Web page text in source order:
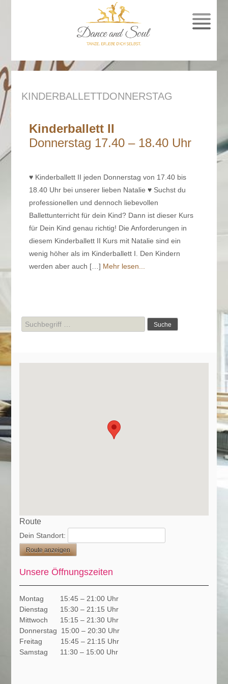
SPRUNG
INHALT
KINDERBALLETTDONNERSTAG
Kinderballett II
Donnerstag 17.40 – 18.40 Uhr
♥︎ Kinderballett II jeden Donnerstag von 17.40 bis
18.40 Uhr bei unserer lieben Natalie ♥︎ Suchst du
professionellen und dennoch liebevollen
Ballettunterricht für dein Kind? Dann ist dieser Kurs
für Dein Kind genau richtig! Die Anforderungen in
diesem Kinderballett II Kurs mit Natalie sind ein
wenig höher als im Kinderballett I. Den Kindern
werden aber auch […] Mehr lesen...
Suche
nach:
Route
Dein Standort:
Unsere Öffnungszeiten
Montag 15:45 – 21:00 Uhr
Dienstag 15:30 – 21:15 Uhr
Mittwoch 15:15 – 21:30 Uhr
Donnerstag 15:00 – 20:30 Uhr
Freitag 15:45 – 21:15 Uhr
Samstag 11:30 – 15:00 Uhr